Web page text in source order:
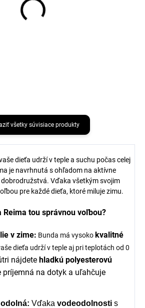
všetky súvisiace produkty
dieťa udrží v teple a suchu počas celej
je navrhnutá s ohľadom na aktívne
Vďaka všetkým svojim
pre každé dieťa, ktoré miluje zimu.
Reima tou správnou voľbou?
v zime: Bunda má vysokokvalitné
dieťa udrží v teple aj pri teplotách od 0
nájdete hladkú polyesterovú
príjemná na dotyk a uľahčuje
Vďaka vodeodolnosti s